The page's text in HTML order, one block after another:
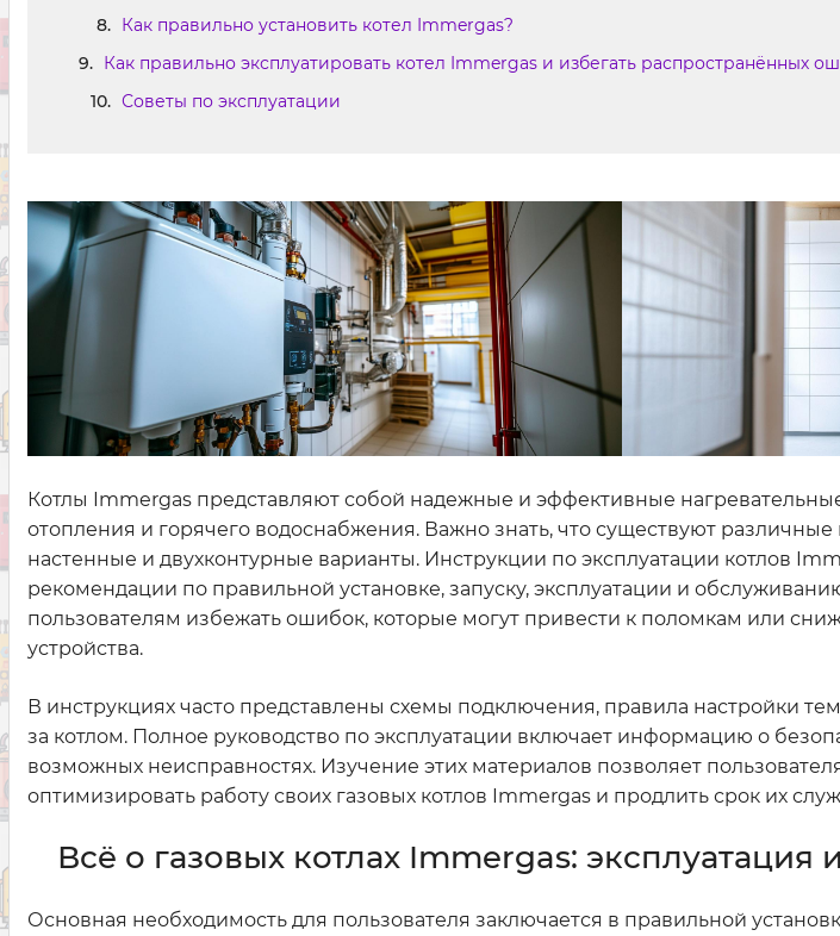
Как правильно установить котел Immergas?
Как правильно эксплуатировать котел Immergas и избегать распространённых
Советы по эксплуатации
Котлы Immergas представляют собой надежные и эффективные
отопления и горячего водоснабжения. Важно знать, что существуют различные
настенные и двухконтурные варианты. Инструкции по эксплуатации котлов
рекомендации по правильной установке, запуску, эксплуатации и
пользователям избежать ошибок, которые могут привести к поломкам или
устройства.
В инструкциях часто представлены схемы подключения, правила настройки
за котлом. Полное руководство по эксплуатации включает информацию о
возможных неисправностях. Изучение этих материалов позволяет
оптимизировать работу своих газовых котлов Immergas и продлить срок их
Всё о газовых котлах Immergas: эксплуатация
Основная необходимость для пользователя заключается в правильной